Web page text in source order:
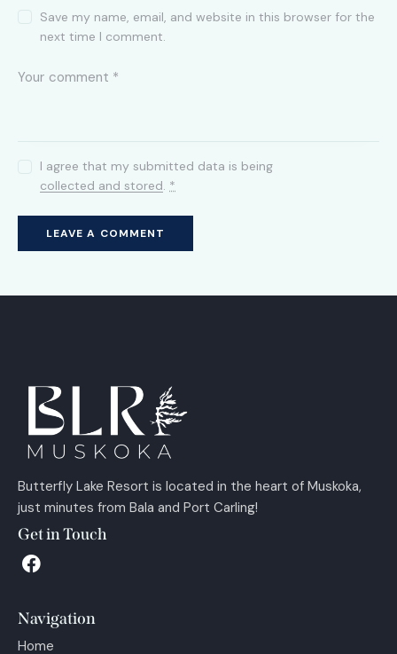
Save my name, email, and website in this browser for the
next time I comment.
I agree that my submitted data is being
collected and stored. *
Butterfly Lake Resort is located in the heart of Muskoka,
just minutes from Bala and Port Carling!
Get in Touch
Navigation
Home